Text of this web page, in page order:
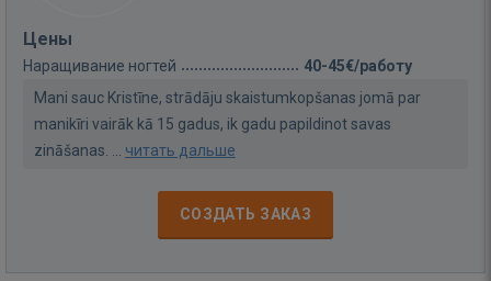
Цены
Наращивание ногтей
40-45€/работу
Mani sauc Kristīne, strādāju skaistumkopšanas jomā par
manikīri vairāk kā 15 gadus, ik gadu papildinot savas
zināšanas. ... читать дальше
СОЗДАТЬ ЗАКАЗ